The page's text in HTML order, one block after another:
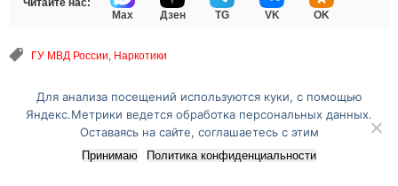
Читайте нас:
Max
Дзен TG VK OK
ГУ МВД России, Наркотики
Перейти на полную версию сайта
Для анализа посещений используются куки, с помощью
Яндекс.Метрики ведется обработка персональных данных.
Оставаясь на сайте, соглашаетесь с этим
Принимаю Политика конфиденциальности